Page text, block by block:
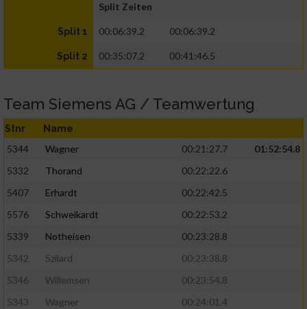
Split Zeiten
Split 1 00:06:39.2 00:06:39.2
Split 2 00:35:07.2 00:41:46.5
Team Siemens AG / Teamwertung
Stnr Name
5344 Wagner 00:21:27.7
01:52:54.8
5332
Thorand
00:22:22.6
5407
Erhardt
00:22:42.5
5576
Schweikardt
00:22:53.2
5339
Notheisen
00:23:28.8
5342
Szilard
00:23:38.8
5346
Willemsen
00:23:54.8
5343
Wagner
00:24:01.4